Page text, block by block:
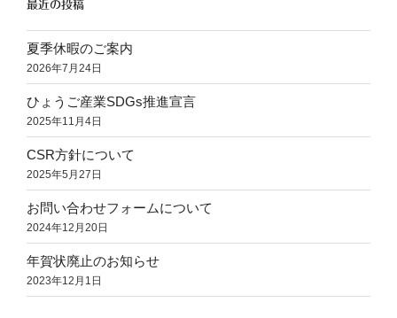
最近の投稿
夏季休暇のご案内
2026年7月24日
ひょうご産業SDGs推進宣言
2025年11月4日
CSR方針について
2025年5月27日
お問い合わせフォームについて
2024年12月20日
年賀状廃止のお知らせ
2023年12月1日